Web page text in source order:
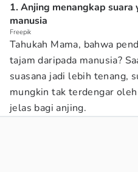
1. Anjing menangkap
manusia
Freepik
Tahukah Mama, bahwa
tajam daripada manusia?
suasana jadi lebih tenang,
mungkin tak terdengar
jelas bagi anjing.